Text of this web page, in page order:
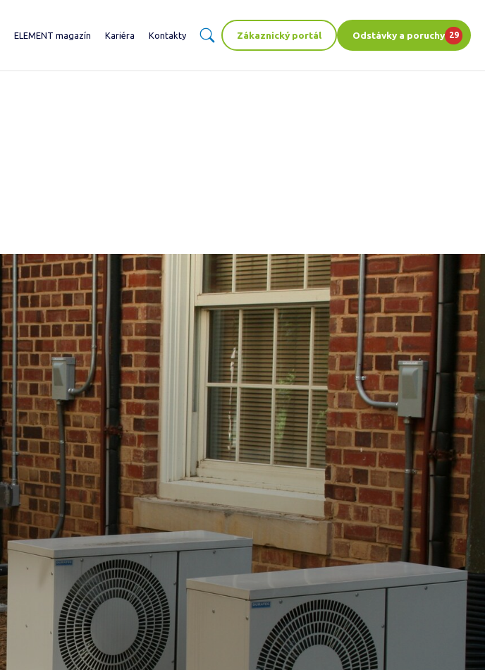
ELEMENT magazín Kariéra Kontakty Zákaznický portál Odstávky a poruchy 29